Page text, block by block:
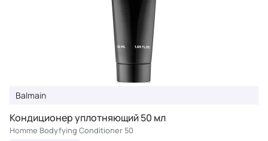
Balmain
Кондиционер уплотняющий 50 мл
Homme Bodyfying Conditioner 50